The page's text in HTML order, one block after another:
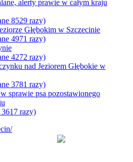
alerty prawie w całym kraju
8529 razy)
Głębokim w Szczecinie
4971 razy)
4272 razy)
nad Jeziorem Głębokie w
3781 razy)
sprawie psa pozostawionego
razy)